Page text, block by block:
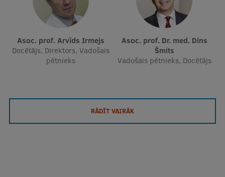
Asoc. prof. Arvīds Irmejs
Docētājs, Direktors, Vadošais
pētnieks
Asoc. prof. Dr. med. Dins
Šmits
Vadošais pētnieks, Docētājs
RĀDĪT VAIRĀK